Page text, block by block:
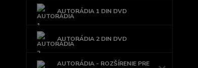
AUTORÁDIA 1 DIN DVD
AUTORÁDIA 2 DIN DVD
AUTORÁDIA - ROZŠÍRENIE PRE